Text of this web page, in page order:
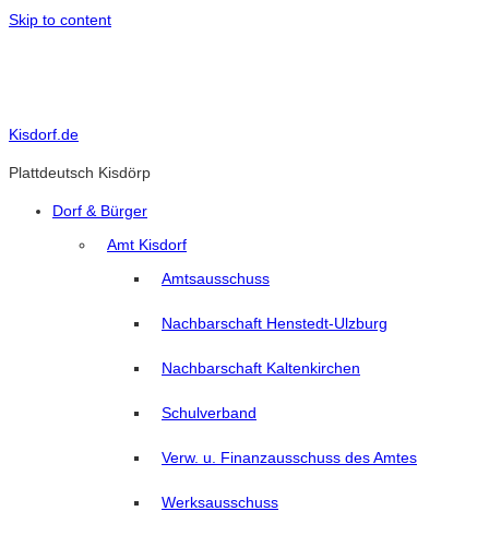
Skip to content
Kisdorf.de
Plattdeutsch Kisdörp
Dorf & Bürger
Amt Kisdorf
Amtsausschuss
Nachbarschaft Henstedt-Ulzburg
Nachbarschaft Kaltenkirchen
Schulverband
Verw. u. Finanzausschuss des Amtes
Werksausschuss